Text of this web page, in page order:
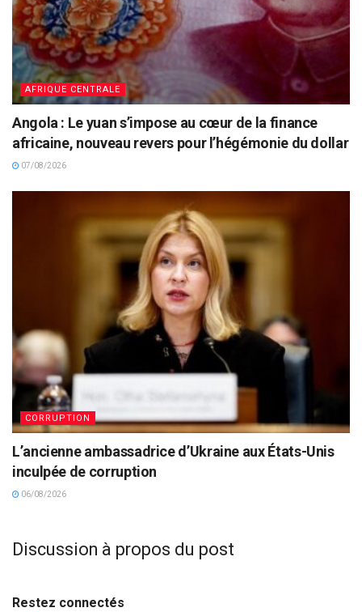
AFRIQUE CENTRALE
Angola : Le yuan s’impose au cœur de la finance
africaine, nouveau revers pour l’hégémonie du dollar
07/08/2026
CORRUPTION
L’ancienne ambassadrice d’Ukraine aux États-Unis
inculpée de corruption
06/08/2026
Discussion à propos du post
Restez connectés